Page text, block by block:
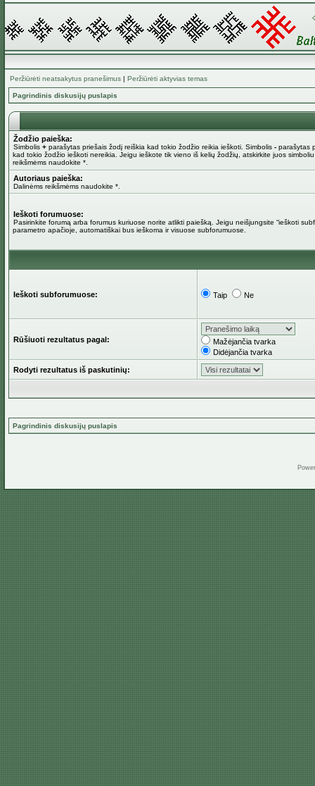
Peržiūrėti neatsakytus pranešimus | Peržiūrėti aktyvias temas
Pagrindinis diskusijų puslapis
Žodžio paieška:
Simbolis + parašytas priešais žodį reiškia kad tokio žodžio reikia ieškoti. Simbolis - parašytas
kad tokio žodžio ieškoti nereikia. Jeigu ieškote tik vieno iš kelių žodžių, atskirkite juos
reikšmėms naudokite *.
Autoriaus paieška:
Dalinėms reikšmėms naudokite *.
Ieškoti forumuose:
Pasirinkite forumą arba forumus kuriuose norite atlikti paiešką. Jeigu neišjungsite “ieškoti
parametro apačioje, automatiškai bus ieškoma ir visuose subforumuose.
Ieškoti subforumuose: Taip Ne
Rūšiuoti rezultatus pagal:
Mažėjančia tvarka
Didėjančia tvarka
Rodyti rezultatus iš paskutinių:
Pagrindinis diskusijų puslapis